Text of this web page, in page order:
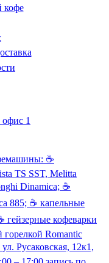
кофе
1
☕️
TS SST, Melitta
Dinamica; ☕️
885; ☕️ капельные
гейзерные кофеварки
горелкой Romantic
Русаковская, 12к1,